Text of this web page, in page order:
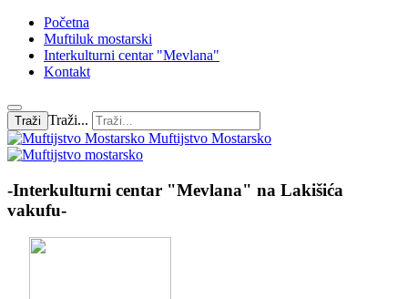
Početna
Muftiluk mostarski
Interkulturni centar "Mevlana"
Kontakt
Traži Traži...
Muftijstvo Mostarsko
-Interkulturni centar "Mevlana" na Lakišića
vakufu-